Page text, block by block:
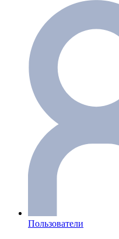
Пользователи